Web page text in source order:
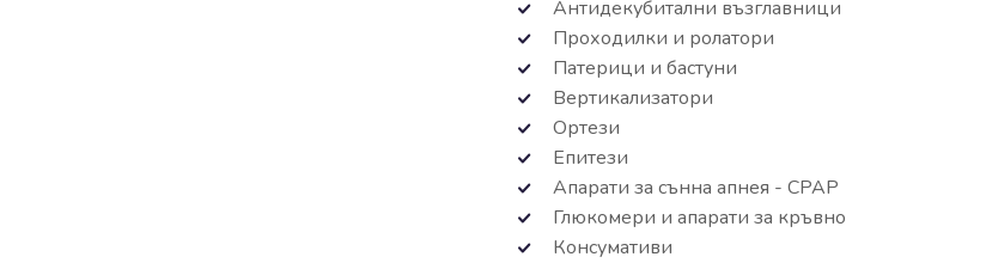
Антидекубитални възглавници
Проходилки и ролатори
Патерици и бастуни
Вертикализатори
Ортези
Епитези
Апарати за сънна апнея - СРАР
Глюкомери и апарати за кръвно
Консумативи